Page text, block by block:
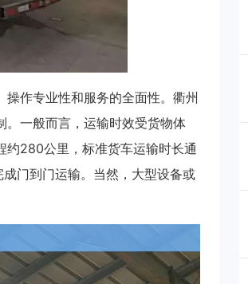
作专业性和服务的全面性。衢州
。一般而言，运输时效受货物体
约280公里，标准货车运输时长通
门到门运输。当然，大型设备或